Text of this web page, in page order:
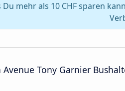
Du mehr als 10 CHF sparen
Avenue Tony Garnier